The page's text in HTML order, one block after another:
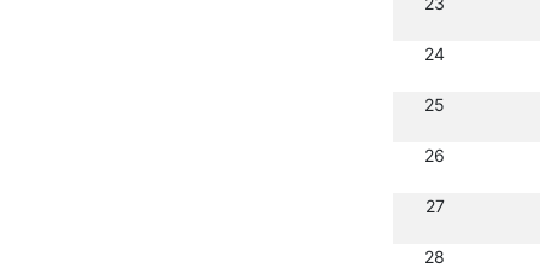
24
25
26
27
28